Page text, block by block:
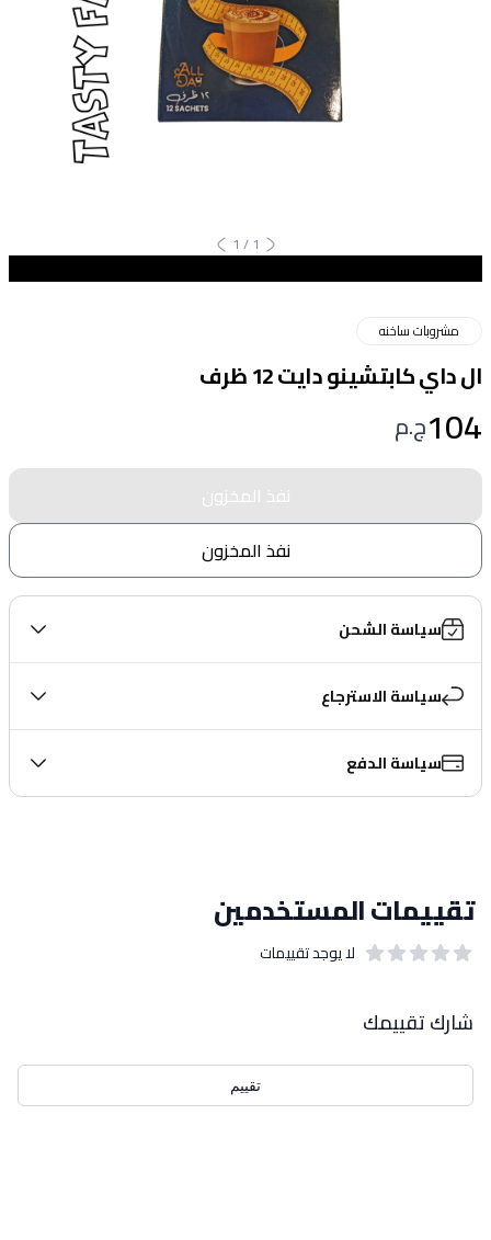
1
/
1
مشروبات ساخنه
ال داي كابتشينو دايت 12 ظرف
104ج.م
نفذ المخزون
نفذ المخزون
سياسة الشحن
سياسة الاسترجاع
سياسة الدفع
تقييمات المستخدمين
لا يوجد تقييمات
شارك تقييمك
تقييم